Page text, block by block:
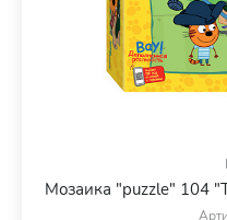
Мозаика "puzzle" 104